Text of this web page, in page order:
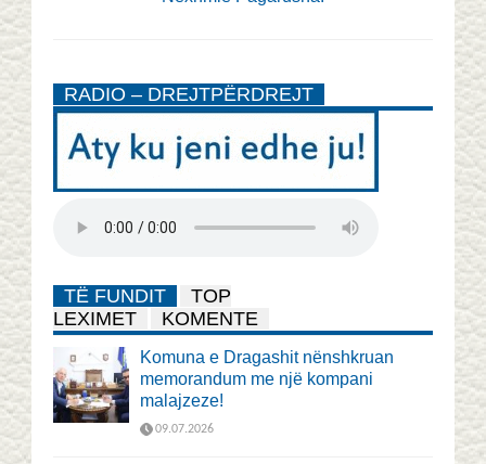
RADIO – DREJTPËRDREJT
TË FUNDIT
TOP
LEXIMET
KOMENTE
Komuna e Dragashit nënshkruan
memorandum me një kompani
malajzeze!
09.07.2026